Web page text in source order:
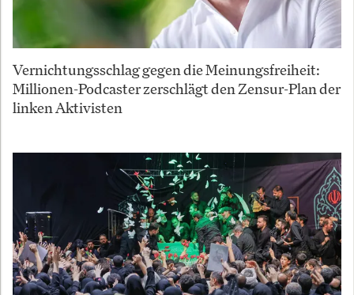
Vernichtungsschlag gegen die Meinungsfreiheit:
Millionen-Podcaster zerschlägt den Zensur-Plan der
linken Aktivisten